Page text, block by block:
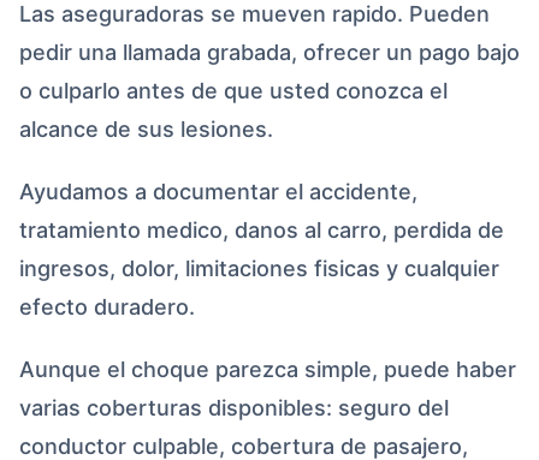
Las aseguradoras se mueven rapido. Pueden
pedir una llamada grabada, ofrecer un pago bajo
o culparlo antes de que usted conozca el
alcance de sus lesiones.
Ayudamos a documentar el accidente,
tratamiento medico, danos al carro, perdida de
ingresos, dolor, limitaciones fisicas y cualquier
efecto duradero.
Aunque el choque parezca simple, puede haber
varias coberturas disponibles: seguro del
conductor culpable, cobertura de pasajero,